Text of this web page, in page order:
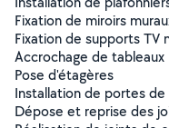
Fixation de miroirs
Fixation de supports TV
Accrochage de tableaux
Pose d'étagères
Installation de portes de
Dépose et reprise des